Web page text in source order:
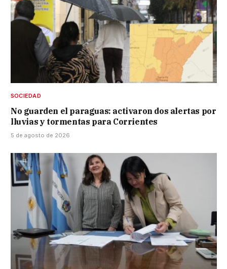
SOCIEDAD
No guarden el paraguas: activaron dos alertas por
lluvias y tormentas para Corrientes
5 de agosto de 2026